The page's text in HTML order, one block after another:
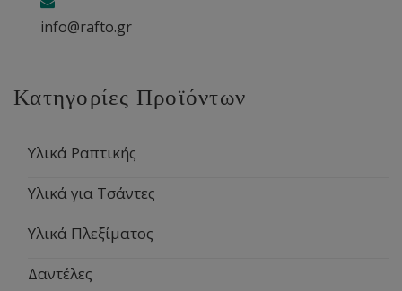
info@rafto.gr
Κατηγορίες Προϊόντων
Υλικά Ραπτικής
Υλικά για Τσάντες
Υλικά Πλεξίματος
Δαντέλες